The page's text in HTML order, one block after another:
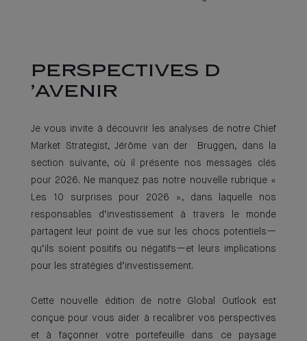
PERSPECTIVES D
’AVENIR
Je vous invite à découvrir les analyses de notre Chief
Market Strategist, Jérôme van der Bruggen, dans la
section suivante, où il présente nos messages clés
pour 2026. Ne manquez pas notre nouvelle rubrique «
Les 10 surprises pour 2026 », dans laquelle nos
responsables d’investissement à travers le monde
partagent leur point de vue sur les chocs potentiels—
qu’ils soient positifs ou négatifs—et leurs implications
pour les stratégies d’investissement.
Cette nouvelle édition de notre Global Outlook est
conçue pour vous aider à recalibrer vos perspectives
et à façonner votre portefeuille dans ce paysage